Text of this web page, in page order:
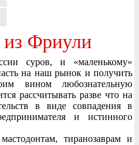
Фриули
суров, и «маленькому»
на наш рынок и получить
вином любознательную
рассчитывать разве что на
в виде совпадения в
и истинного
тиранозаврам и